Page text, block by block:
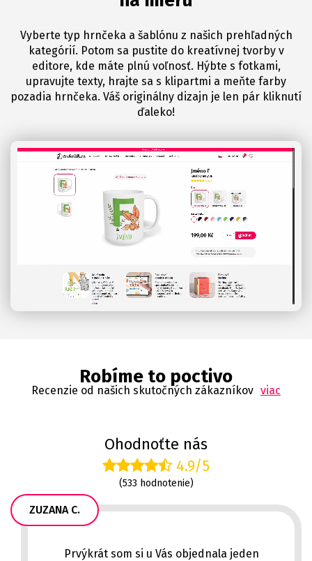
Vyberte typ hrnčeka a šablónu z našich prehľadných
kategórií. Potom sa pustite do kreatívnej tvorby v
editore, kde máte plnú voľnosť. Hýbte s fotkami,
upravujte texty, hrajte sa s klipartmi a meňte farby
pozadia hrnčeka. Váš originálny dizajn je len pár kliknutí
ďaleko!
Robíme to poctivo
Recenzie od našich skutočných zákazníkov viac
Ohodnoťte nás
4.9/5
(533 hodnotenie)
ZUZANA C.
Prvýkrát som si u Vás objednala jeden